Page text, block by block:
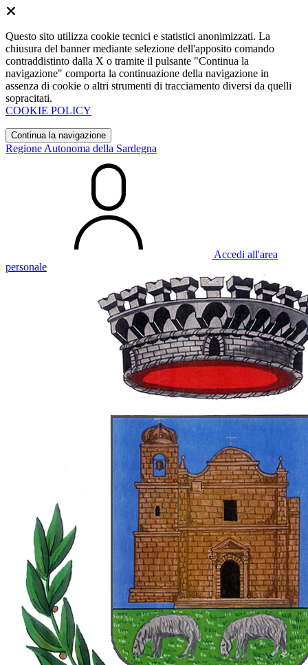
Questo sito utilizza cookie tecnici e statistici anonimizzati. La
chiusura del banner mediante selezione dell'apposito comando
contraddistinto dalla X o tramite il pulsante "Continua la
navigazione" comporta la continuazione della navigazione in
assenza di cookie o altri strumenti di tracciamento diversi da quelli
sopracitati.
COOKIE POLICY
Continua la navigazione
Regione Autonoma della Sardegna
Accedi all'area
personale